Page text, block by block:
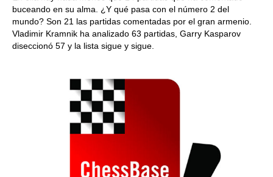
buceando en su alma. ¿Y qué pasa con el número 2 del
mundo? Son 21 las partidas comentadas por el gran armenio.
Vladimir Kramnik ha analizado 63 partidas, Garry Kasparov
diseccionó 57 y la lista sigue y sigue.